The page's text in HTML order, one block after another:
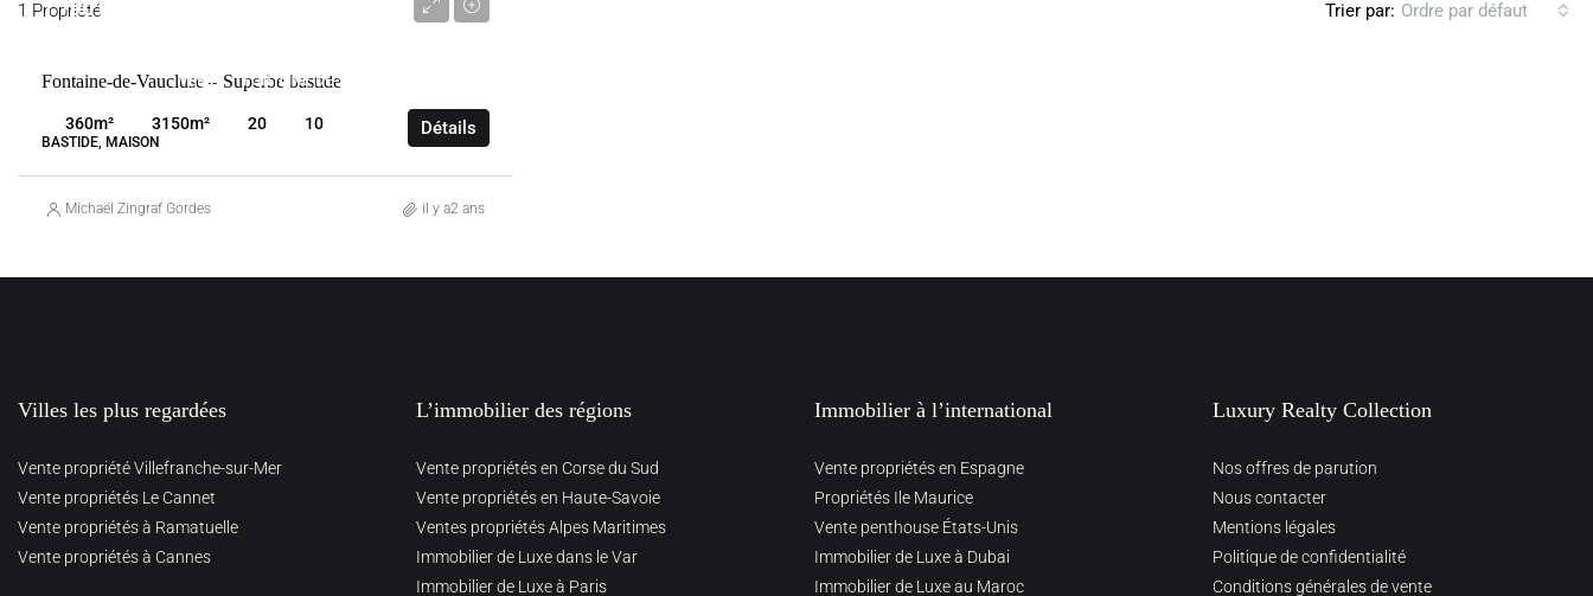
1 Propriété Trier par: Ordre par défaut
VENTE FONTAINE-DE-VAUCLUSE
1 790 000 €
Fontaine-de-Vaucluse – Superbe bastide
360m² 3150m² 20 10
BASTIDE, MAISON
Détails
Michaël Zingraf Gordes il y a2 ans
Villes les plus regardées
Vente propriété Villefranche-sur-Mer
Vente propriétés Le Cannet
Vente propriétés à Ramatuelle
Vente propriétés à Cannes
L’immobilier des régions
Vente propriétés en Corse du Sud
Vente propriétés en Haute-Savoie
Ventes propriétés Alpes Maritimes
Immobilier de Luxe dans le Var
Immobilier de Luxe à Paris
Immobilier à l’international
Vente propriétés en Espagne
Propriétés Ile Maurice
Vente penthouse États-Unis
Immobilier de Luxe à Dubai
Immobilier de Luxe au Maroc
Luxury Realty Collection
Nos offres de parution
Nous contacter
Mentions légales
Politique de confidentialité
Conditions générales de vente